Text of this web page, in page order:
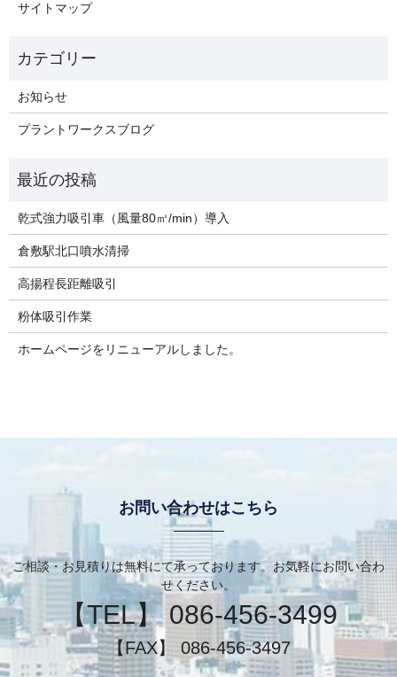
サイトマップ
お知らせ
プラントワークスブログ
乾式強力吸引車（風量80㎥/min）導入
倉敷駅北口噴水清掃
高揚程長距離吸引
粉体吸引作業
ホームページをリニューアルしました。
お問い合わせはこちら
ご相談・お見積りは無料にて承っております。お気軽にお問い合わ
せください。
【TEL】 086-456-3499
【FAX】 086-456-3497